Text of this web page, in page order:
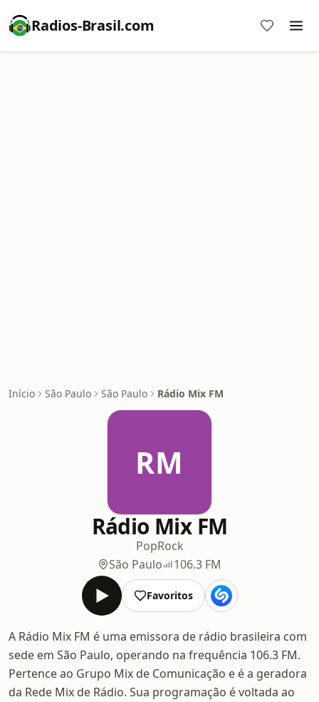
Radios-Brasil.com
Início São Paulo São Paulo Rádio Mix FM
RM
Rádio Mix FM
PopRock
São Paulo
106.3 FM
Favoritos
A Rádio Mix FM é uma emissora de rádio brasileira com
sede em São Paulo, operando na frequência 106.3 FM.
Pertence ao Grupo Mix de Comunicação e é a geradora
da Rede Mix de Rádio. Sua programação é voltada ao